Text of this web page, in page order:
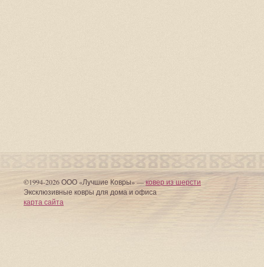
©1994-2026 ООО «Лучшие Ковры» —ковер из шерсти
Эксклюзивные ковры для дома и офиса
карта сайта